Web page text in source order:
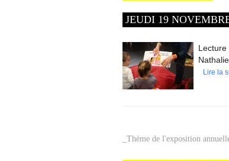
JEUDI 19
Lecture
Lire la
_Thème de l'exposition